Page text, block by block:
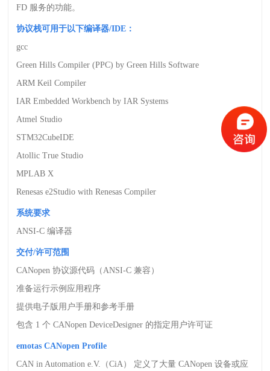
FD 服务的功能。
协议栈可用于以下编译器/IDE ：
gcc
Green Hills Compiler (PPC) by Green Hills Software
ARM Keil Compiler
IAR Embedded Workbench by IAR Systems
Atmel Studio
STM32CubeIDE
Atollic True Studio
MPLAB X
Renesas e2Studio with Renesas Compiler
系统要求
ANSI-C编译器
交付/许可范围
CANopen协议源代码（ANSI-C兼容）
准备运行示例应用程序
提供电子版用户手册和参考手册
包含 1个CANopen DeviceDesigner 的指定用户许可证
emotas CANopen Profile
CAN in Automation e.V. （CiA） 定义了大量CANopen设备或应